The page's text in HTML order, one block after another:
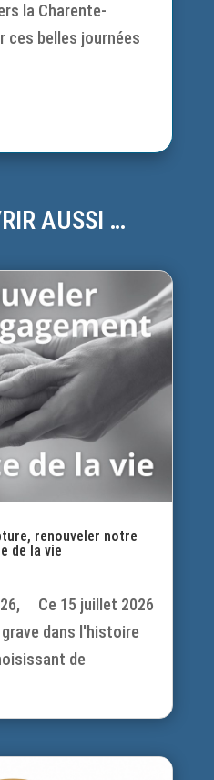
la Charente-
ces belles journées
AUSSI …
renouveler notre
de la vie
Ce 15 juillet 2026
dans l'histoire
de